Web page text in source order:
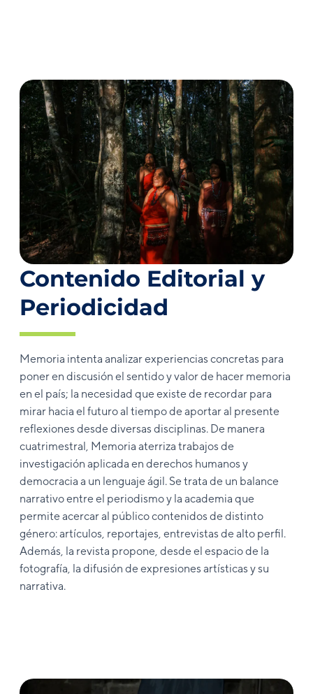
Contenido Editorial y
Periodicidad
Memoria intenta analizar experiencias concretas para
poner en discusión el sentido y valor de hacer memoria
en el país; la necesidad que existe de recordar para
mirar hacia el futuro al tiempo de aportar al presente
reflexiones desde diversas disciplinas. De manera
cuatrimestral, Memoria aterriza trabajos de
investigación aplicada en derechos humanos y
democracia a un lenguaje ágil. Se trata de un balance
narrativo entre el periodismo y la academia que
permite acercar al público contenidos de distinto
género: artículos, reportajes, entrevistas de alto perfil.
Además, la revista propone, desde el espacio de la
fotografía, la difusión de expresiones artísticas y su
narrativa.